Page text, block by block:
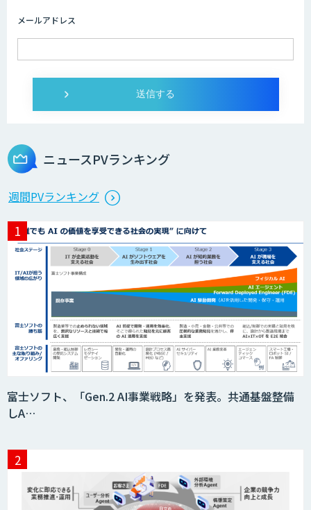
メールアドレス
ニュースPVランキング
週間PVランキング
富士ソフト、「Gen.2 AI事業戦略」を発表。共通基盤整備
しA…